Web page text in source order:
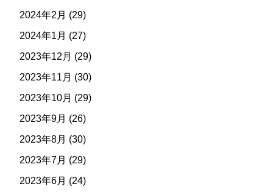
2024年2月 (29)
2024年1月 (27)
2023年12月 (29)
2023年11月 (30)
2023年10月 (29)
2023年9月 (26)
2023年8月 (30)
2023年7月 (29)
2023年6月 (24)